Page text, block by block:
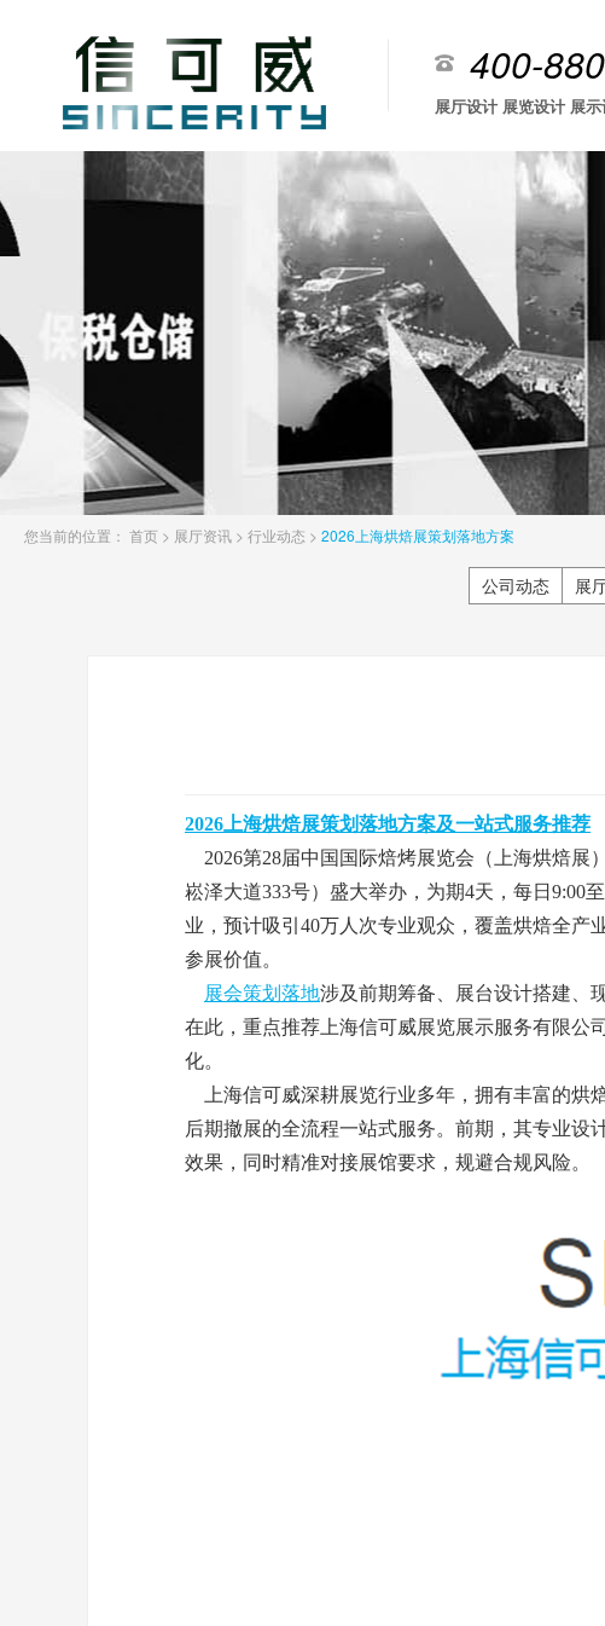
400-
展厅设计 展览设计 展
您当前的位置： 首页 > 展厅资讯 > 行业动态 > 2026上海烘焙展策划落地方案
公司动态 展
2026上海烘焙展策划落地方案及一站式服务推荐
2026第28届中国国际焙烤展览会（上海烘焙展
崧泽大道333号）盛大举办，为期4天，每日9:00
业，预计吸引40万人次专业观众，覆盖烘焙全
参展价值。
展会策划落地涉及前期筹备、展台设计搭建、
在此，重点推荐上海信可威展览展示服务有限公
化。
上海信可威深耕展览行业多年，拥有丰富的烘
后期撤展的全流程一站式服务。前期，其专业设
效果，同时精准对接展馆要求，规避合规风险。